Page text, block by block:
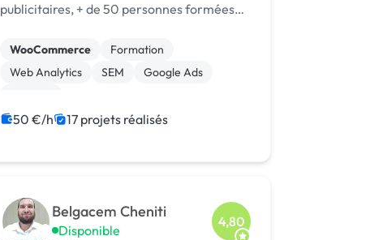
publicitaires, + de 50 personnes formées
WooCommerce
Formation
Web Analytics
SEM
Google Ads
Campagne display avec bannières
Web design
50 €/h 17 projets réalisés
Belgacem Cheniti
Disponible
4,80